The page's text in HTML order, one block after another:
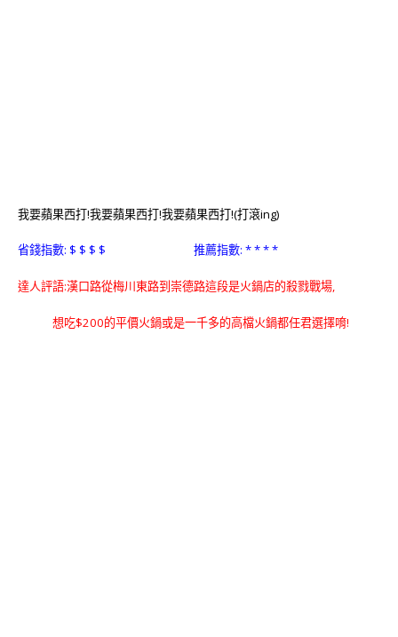
我要蘋果西打!我要蘋果西打!我要蘋果西打!(打滾ing)
省錢指數: $ $ $ $ 推薦指數: * * * *
達人評語:漢口路從梅川東路到崇德路這段是火鍋店的殺戮戰場,
想吃$200的平價火鍋或是一千多的高檔火鍋都任君選擇唷!